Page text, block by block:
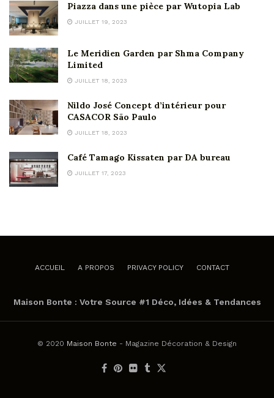
Piazza dans une pièce par Wutopia Lab
JUILLET 19, 2023
Le Meridien Garden par Shma Company
Limited
JUILLET 18, 2023
Nildo José Concept d’intérieur pour
CASACOR São Paulo
JUILLET 18, 2023
Café Tamago Kissaten par DA bureau
JUILLET 17, 2023
ACCUEIL A PROPOS PRIVACY POLICY CONTACT
Maison Bonte : Votre Source #1 Déco, Idées & Tendances
© 2020 Maison Bonte - Magazine Décoration & Design